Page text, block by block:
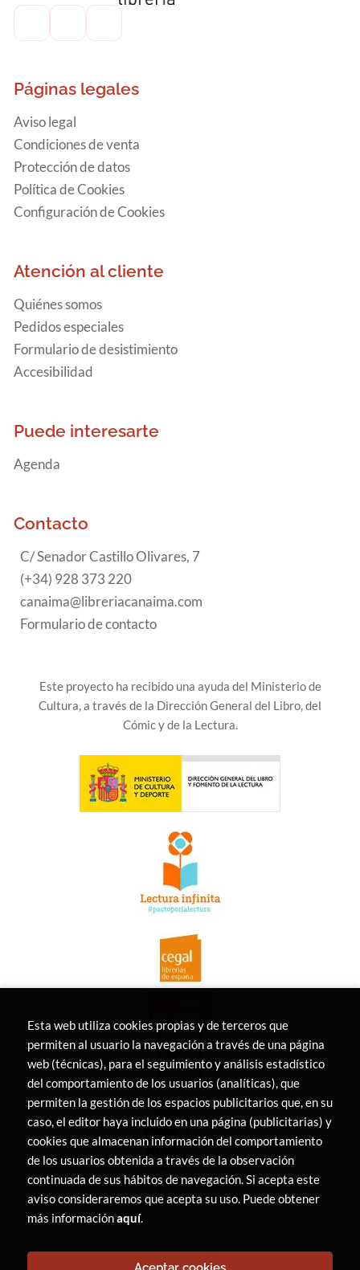
Páginas legales
Aviso legal
Condiciones de venta
Protección de datos
Política de Cookies
Configuración de Cookies
Atención al cliente
Quiénes somos
Pedidos especiales
Formulario de desistimiento
Accesibilidad
Puede interesarte
Agenda
Contacto
C/ Senador Castillo Olivares, 7
(+34) 928 373 220
canaima@libreriacanaima.com
Formulario de contacto
Este proyecto ha recibido una ayuda del Ministerio de
Cultura, a través de la Dirección General del Libro, del
Cómic y de la Lectura.
Esta web utiliza cookies propias y de terceros que
permiten al usuario la navegación a través de una página
web (técnicas), para el seguimiento y análisis estadístico
del comportamiento de los usuarios (analíticas), que
permiten la gestión de los espacios publicitarios que, en su
caso, el editor haya incluido en una página (publicitarias) y
cookies que almacenan información del comportamiento
de los usuarios obtenida a través de la observación
continuada de sus hábitos de navegación. Si acepta este
aviso consideraremos que acepta su uso. Puede obtener
más informaciónaquí.